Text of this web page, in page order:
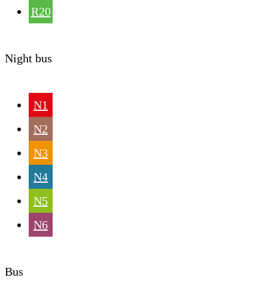
R20
Night bus
N1
N2
N3
N4
N5
N6
Bus